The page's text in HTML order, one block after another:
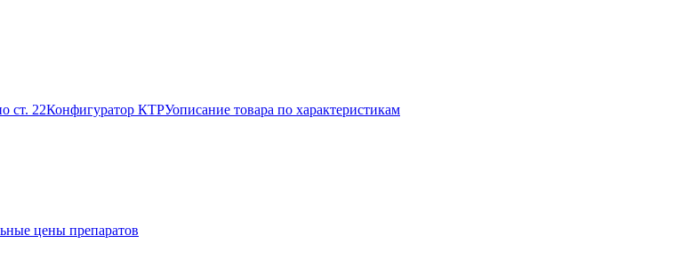
ст. 22Конфигуратор КТРУописание товара по характеристикам
цены препаратов